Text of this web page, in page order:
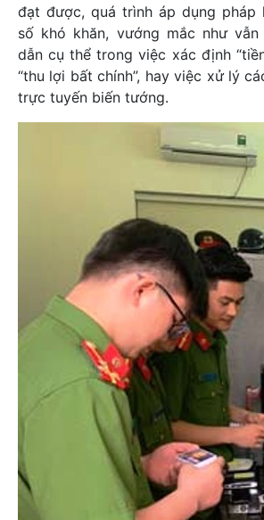
đạt được, quá trình áp dụng pháp
số khó khăn, vướng mắc như
dẫn cụ thể trong việc xác định
“thu lợi bất chính”, hay việc xử lý
trực tuyến biến tướng.